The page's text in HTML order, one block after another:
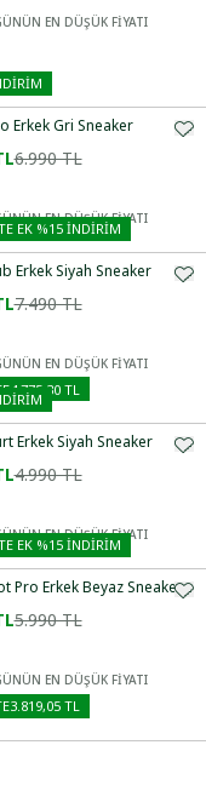
EN DÜŞÜK FİYATI
Erkek Gri Sneaker
6.990 TL
EN DÜŞÜK FİYATI
EK %15 İNDIRIM
Erkek Siyah Sneaker
7.490 TL
EN DÜŞÜK FİYATI
4.775,30 TL
Erkek Siyah Sneaker
4.990 TL
EN DÜŞÜK FİYATI
EK %15 İNDIRIM
Pro Erkek Beyaz Sneaker
5.990 TL
EN DÜŞÜK FİYATI
3.819,05 TL